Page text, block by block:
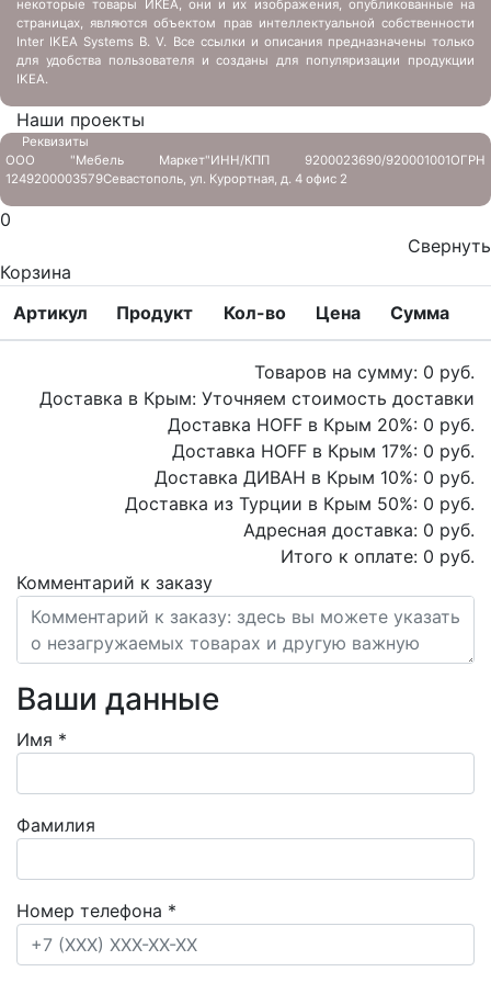
некоторые товары ИКЕА, они и их изображения, опубликованные на
страницах, являются объектом прав интеллектуальной собственности
Inter IKEA Systems B. V. Все ссылки и описания предназначены только
для удобства пользователя и созданы для популяризации продукции
IKEA.
Наши проекты
Реквизиты
ООО "Мебель Маркет"ИНН/КПП 9200023690/920001001ОГРН
1249200003579Севастополь, ул. Курортная, д. 4 офис 2
0
Свернуть
Корзина
Артикул
Продукт Кол-во Цена Сумма
Товаров на сумму: 0 руб.
Доставка в Крым: Уточняем стоимость доставки
Доставка HOFF в Крым 20%: 0 руб.
Доставка HOFF в Крым 17%: 0 руб.
Доставка ДИВАН в Крым 10%: 0 руб.
Доставка из Турции в Крым 50%: 0 руб.
Адресная доставка: 0 руб.
Итого к оплате: 0 руб.
Комментарий к заказу
Ваши данные
Имя *
Фамилия
Номер телефона *